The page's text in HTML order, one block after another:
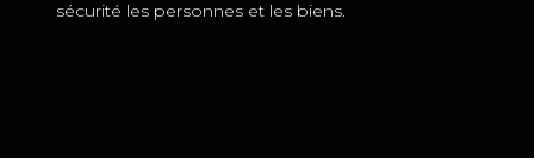
sécurité les personnes et les biens.